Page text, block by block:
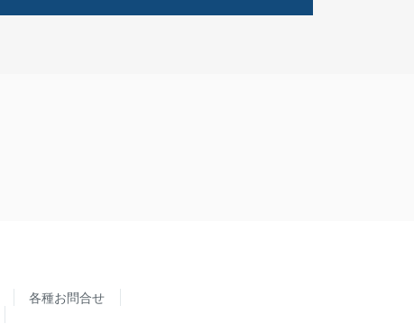
各種お問合せ